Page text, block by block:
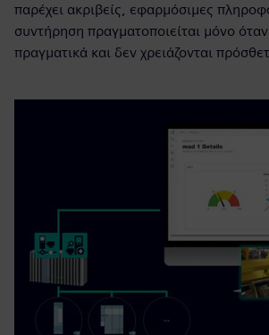
παρέχει ακριβείς, εφαρμόσιμες
συντήρηση πραγματοποιείται μόνο όταν
πραγματικά και δεν χρειάζονται